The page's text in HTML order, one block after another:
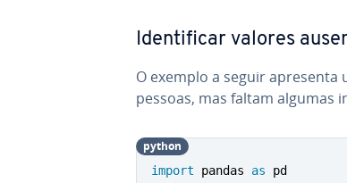
Iden­ti­fi­car valores
O exemplo a seguir apresenta
pessoas, mas faltam algumas
import pandas as
python